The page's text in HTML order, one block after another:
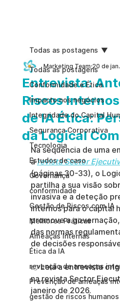
Todas as postagens
Conformidade e Ética
Impacto nos negócios
Integridade do Capital
Segurança Corporativa
Tecnologia
Estudos de caso
Governança
conformidade
Gestão de Riscos com IA
Melhores Práticas
Ameaças Internas
Ética da IA
revenção de ameaças
Prevenção de ameaças
gestão de riscos humanos
Todas as postagens
Entrevista:
Riscos
de IA Ética:
da Logical
Marketing Team 20 de jan.
Na sequência de uma
à revista Sector
(páginas 30-33), o
partilha a sua visão
invasiva e a deteção
internos para o capital
promove a
das normas
de decisões
👉Leia a entrevista
na revista Sector
janeiro de 2026.